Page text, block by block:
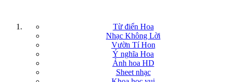
Từ điển Hoa
Nhạc Không Lời
Vườn Tí Hon
Ý nghĩa Hoa
Ảnh hoa HD
Sheet nhạc